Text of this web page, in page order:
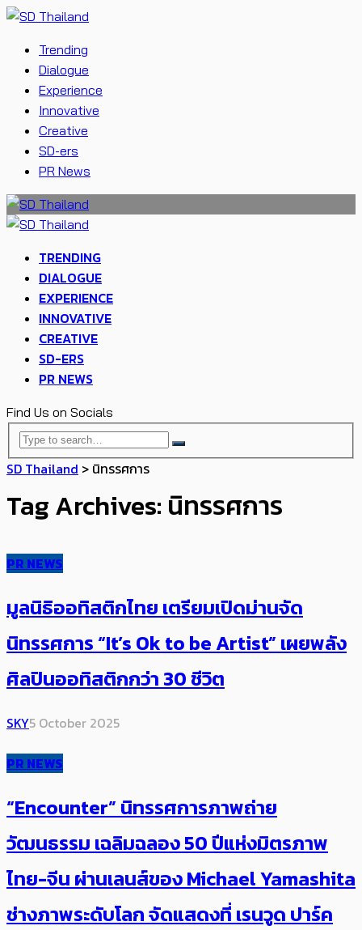
Trending
Dialogue
Experience
Innovative
Creative
SD-ers
PR News
TRENDING
DIALOGUE
EXPERIENCE
INNOVATIVE
CREATIVE
SD-ERS
PR NEWS
Find Us on Socials
SD Thailand > นิทรรศการ
Tag Archives: นิทรรศการ
PR NEWS
มูลนิธิออทิสติกไทย เตรียมเปิดม่านจัด
นิทรรศการ “It’s Ok to be Artist” เผยพลัง
ศิลปินออทิสติกกว่า 30 ชีวิต
SKY5 October 2025
PR NEWS
“Encounter” นิทรรศการภาพถ่าย
วัฒนธรรม เฉลิมฉลอง 50 ปีแห่งมิตรภาพ
ไทย-จีน ผ่านเลนส์ของ Michael Yamashita
ช่างภาพระดับโลก จัดแสดงที่ เรนวูด ปาร์ค